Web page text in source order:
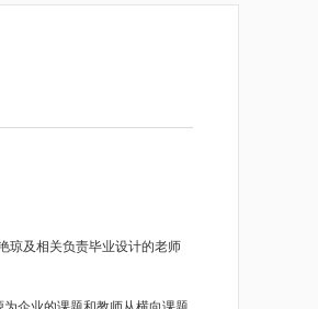
琼及相关负责毕业设计的老师